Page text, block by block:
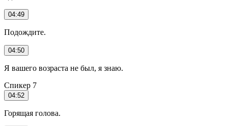
04:49
Подождите.
04:50
Я вашего возраста не был, я знаю.
Спикер 7
04:52
Горящая голова.